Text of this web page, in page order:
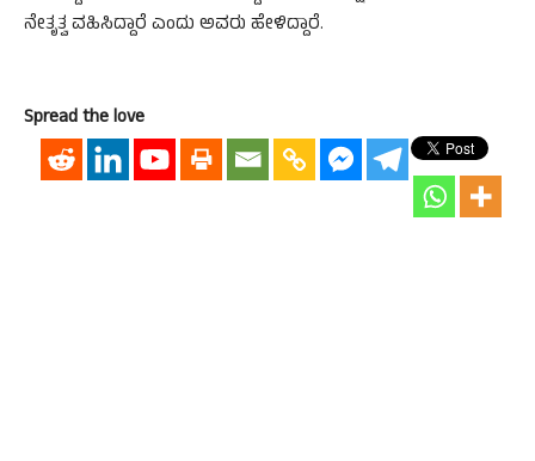
ನೇತೃತ್ವ ವಹಿಸಿದ್ದಾರೆ ಎಂದು ಅವರು ಹೇಳಿದ್ದಾರೆ.
Spread the love